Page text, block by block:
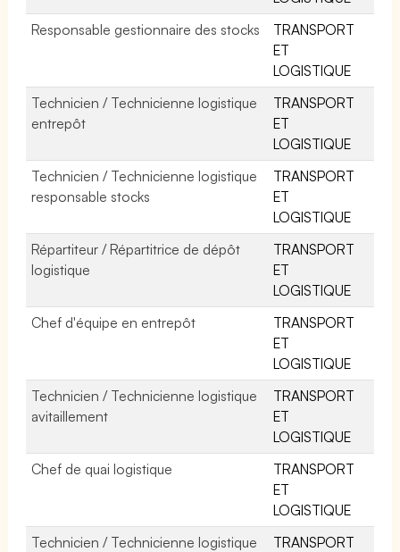
Responsable gestionnaire des stocks
TRANSPORT
ET
LOGISTIQUE
Technicien / Technicienne logistique
entrepôt
TRANSPORT
ET
LOGISTIQUE
Technicien / Technicienne logistique
responsable stocks
TRANSPORT
ET
LOGISTIQUE
Répartiteur / Répartitrice de dépôt
logistique
TRANSPORT
ET
LOGISTIQUE
Chef d'équipe en entrepôt
TRANSPORT
ET
LOGISTIQUE
Technicien / Technicienne logistique
avitaillement
TRANSPORT
ET
LOGISTIQUE
Chef de quai logistique
TRANSPORT
ET
LOGISTIQUE
Technicien / Technicienne logistique
TRANSPORT